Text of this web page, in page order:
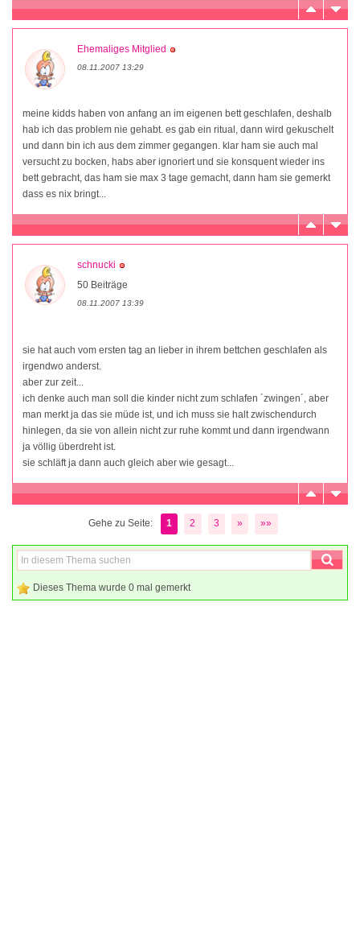
Ehemaliges Mitglied
08.11.2007 13:29
meine kidds haben von anfang an im eigenen bett geschlafen, deshalb
hab ich das problem nie gehabt. es gab ein ritual, dann wird gekuschelt
und dann bin ich aus dem zimmer gegangen. klar ham sie auch mal
versucht zu bocken, habs aber ignoriert und sie konsquent wieder ins
bett gebracht, das ham sie max 3 tage gemacht, dann ham sie gemerkt
dass es nix bringt...
schnucki
50 Beiträge
08.11.2007 13:39
sie hat auch vom ersten tag an lieber in ihrem bettchen geschlafen als
irgendwo anderst.
aber zur zeit...
ich denke auch man soll die kinder nicht zum schlafen ´zwingen´, aber
man merkt ja das sie müde ist, und ich muss sie halt zwischendurch
hinlegen, da sie von allein nicht zur ruhe kommt und dann irgendwann
ja völlig überdreht ist.
sie schläft ja dann auch gleich aber wie gesagt...
Gehe zu Seite: 1 2 3 » »»
Dieses Thema wurde 0 mal gemerkt